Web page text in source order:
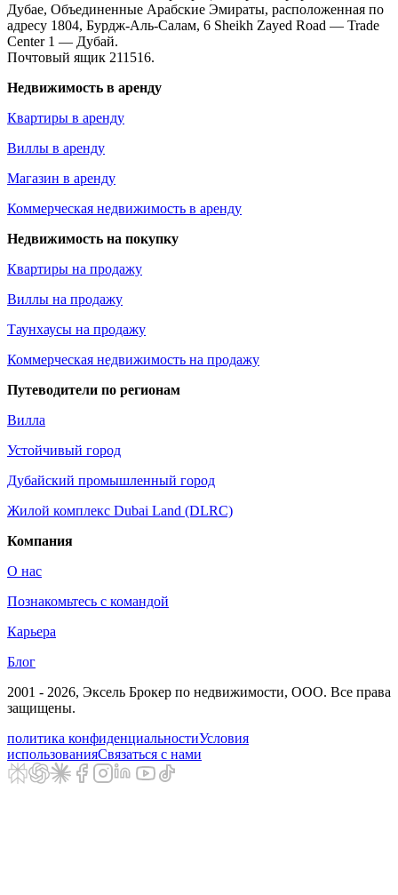
Дубае, Объединенные Арабские Эмираты, расположенная по
адресу 1804, Бурдж-Аль-Салам, 6 Sheikh Zayed Road — Trade
Center 1 — Дубай.
Почтовый ящик 211516.
Недвижимость в аренду
Квартиры в аренду
Виллы в аренду
Магазин в аренду
Коммерческая недвижимость в аренду
Недвижимость на покупку
Квартиры на продажу
Виллы на продажу
Таунхаусы на продажу
Коммерческая недвижимость на продажу
Путеводители по регионам
Вилла
Устойчивый город
Дубайский промышленный город
Жилой комплекс Dubai Land (DLRC)
Компания
О нас
Познакомьтесь с командой
Карьера
Блог
2001 - 2026, Эксель Брокер по недвижимости, ООО. Все права
защищены.
политика конфиденциальностиУсловия
использованияСвязаться с нами